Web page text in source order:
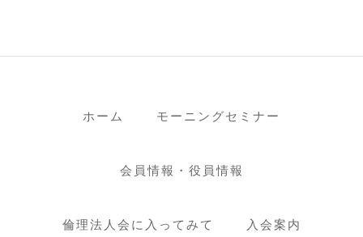
ホーム モーニングセミナー
会員情報・役員情報
倫理法人会に入ってみて 入会案内